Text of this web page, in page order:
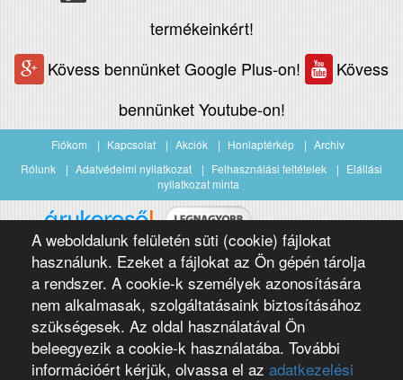
A weboldalunk felületén süti (cookie) fájlokat
használunk. Ezeket a fájlokat az Ön gépén tárolja
a rendszer. A cookie-k személyek azonosítására
nem alkalmasak, szolgáltatásaink biztosításához
szükségesek. Az oldal használatával Ön
beleegyezik a cookie-k használatába. További
információért kérjük, olvassa el az adatkezelési
termékeinkért!
Kövess bennünket Google Plus-on!
Kövess
bennünket Youtube-on!
Fiókom Kapcsolat Akciók Honlaptérkép
Archiv
Rólunk
Adatvédelmi nyilatkozat Felhasználási feltételek
Elállási
nyilatkozat minta